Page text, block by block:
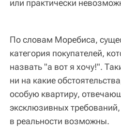
или практически
По словам Моребиса,
категория покупателей,
назвать "а вот я хочу!".
ни на какие
особую квартиру,
эксклюзивных
в реальности возможны.